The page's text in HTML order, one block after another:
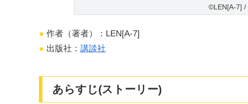
©LEN[A‐7] /
● 作者（著者）：LEN[A‐7]
● 出版社： 講談社
あらすじ(ストーリー)